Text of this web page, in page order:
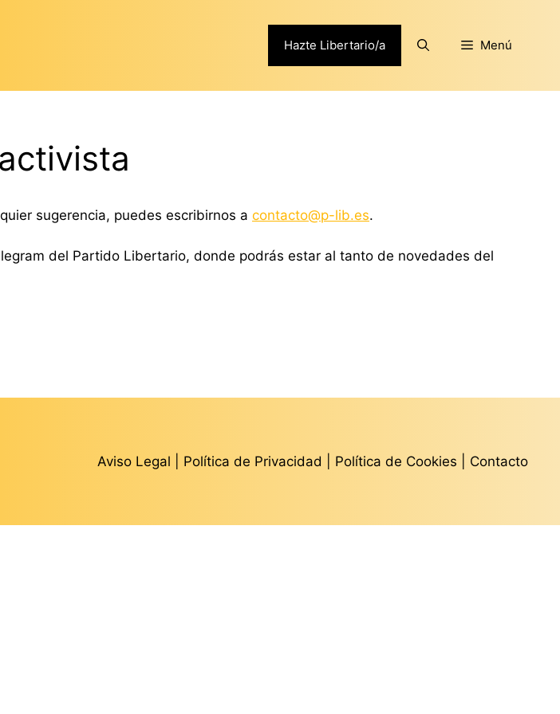
Hazte Libertario/a Menú
sugerencia, puedes escribirnos a contacto@p-lib.es.
del Partido Libertario, donde podrás estar al tanto de novedades del
Aviso Legal Política de Privacidad Política de Cookies Contacto